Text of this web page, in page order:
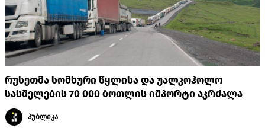
რუსეთმა სომხური წყლისა და უალკოჰოლო
სასმელების 70 000 ბოთლის იმპორტი აკრძალა
პუბლიკა